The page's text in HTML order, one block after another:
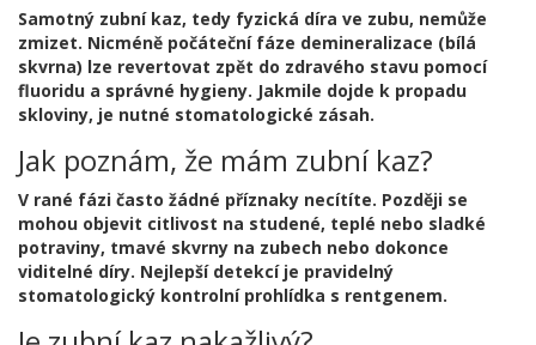
Samotný zubní kaz, tedy fyzická díra ve zubu, nemůže
zmizet. Nicméně počáteční fáze demineralizace (bílá
skvrna) lze revertovat zpět do zdravého stavu pomocí
fluoridu a správné hygieny. Jakmile dojde k propadu
skloviny, je nutné stomatologické zásah.
Jak poznám, že mám zubní kaz?
V rané fázi často žádné příznaky necítíte. Později se
mohou objevit citlivost na studené, teplé nebo sladké
potraviny, tmavé skvrny na zubech nebo dokonce
viditelné díry. Nejlepší detekcí je pravidelný
stomatologický kontrolní prohlídka s rentgenem.